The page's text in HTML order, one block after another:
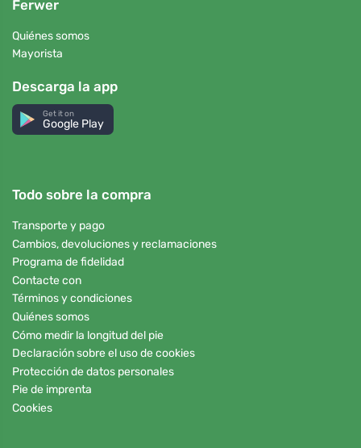
Ferwer
Quiénes somos
Mayorista
Descarga la app
Get it on
Google Play
Todo sobre la compra
Transporte y pago
Cambios, devoluciones y reclamaciones
Programa de fidelidad
Contacte con
Términos y condiciones
Quiénes somos
Cómo medir la longitud del pie
Declaración sobre el uso de cookies
Protección de datos personales
Pie de imprenta
Cookies